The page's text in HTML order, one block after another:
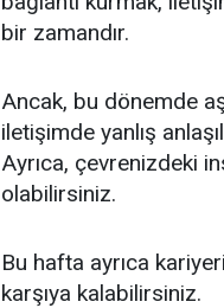
bir zamandır.
Ancak, bu dönemde
iletişimde yanlış
Ayrıca, çevrenizdeki
olabilirsiniz.
Bu hafta ayrıca
karşıya kalabilirsiniz.